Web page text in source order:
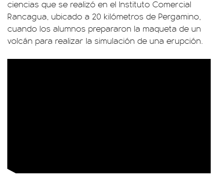
ciencias que se realizó en el Instituto Comercial
Rancagua, ubicado a 20 kilómetros de Pergamino,
cuando los alumnos prepararon la maqueta de un
volcán para realizar la simulación de una erupción.